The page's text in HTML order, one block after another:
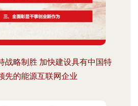
战略制胜 加快建设具有中国特
先的能源互联网企业